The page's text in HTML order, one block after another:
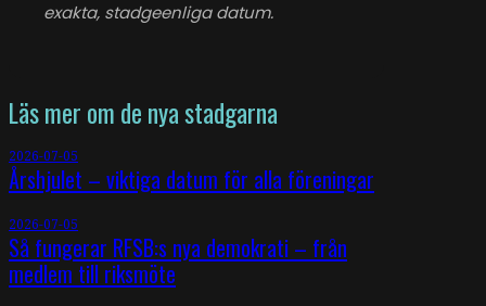
exakta, stadgeenliga datum.
Läs mer om de nya stadgarna
2026-07-05
Årshjulet – viktiga datum för alla föreningar
2026-07-05
Så fungerar RFSB:s nya demokrati – från
medlem till riksmöte